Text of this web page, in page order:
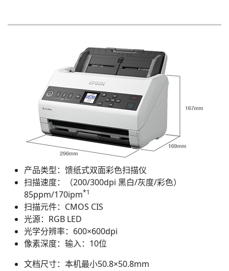
产品类型：馈纸式双面彩色扫描仪
扫描速度：（200/300dpi 黑白/灰度/彩色）
85ppm/170ipm*1
扫描元件：CMOS CIS
光源：RGB LED
光学分辨率：600×600dpi
像素深度：输入：10位
文档尺寸：本机最小50.8×50.8mm